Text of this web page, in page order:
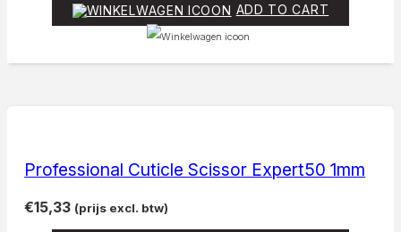
ADD TO CART
Professional Cuticle Scissor Expert50 1mm
€15,33 (prijs excl. btw)